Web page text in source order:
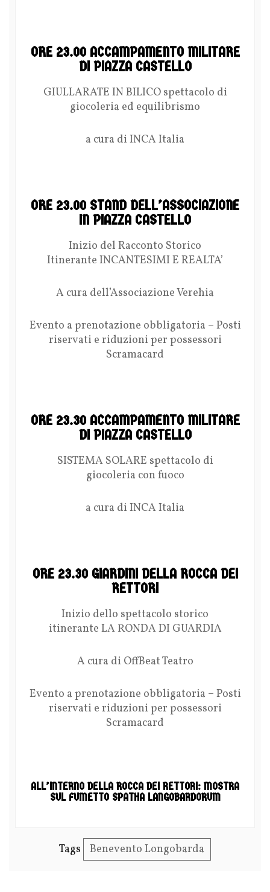
ORE 23.00 ACCAMPAMENTO MILITARE
DI PIAZZA CASTELLO
GIULLARATE IN BILICO spettacolo di
giocoleria ed equilibrismo
a cura di INCA Italia
ORE 23.00 STAND DELL’ASSOCIAZIONE
IN PIAZZA CASTELLO
Inizio del Racconto Storico
Itinerante INCANTESIMI E REALTA’
A cura dell’Associazione Verehia
Evento a prenotazione obbligatoria – Posti
riservati e riduzioni per possessori
Scramacard
ORE 23.30 ACCAMPAMENTO MILITARE
DI PIAZZA CASTELLO
SISTEMA SOLARE spettacolo di
giocoleria con fuoco
a cura di INCA Italia
ORE 23.30 GIARDINI DELLA ROCCA DEI
RETTORI
Inizio dello spettacolo storico
itinerante LA RONDA DI GUARDIA
A cura di OffBeat Teatro
Evento a prenotazione obbligatoria – Posti
riservati e riduzioni per possessori
Scramacard
ALL’INTERNO DELLA ROCCA DEI RETTORI: MOSTRA
SUL FUMETTO SPATHA LANGOBARDORUM
Tags Benevento Longobarda